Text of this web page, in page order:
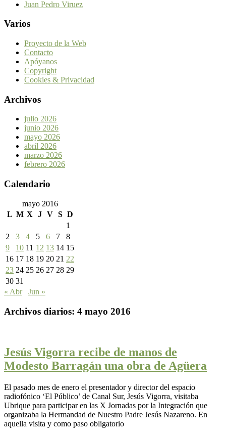
Juan Pedro Viruez
Varios
Proyecto de la Web
Contacto
Apóyanos
Copyright
Cookies & Privacidad
Archivos
julio 2026
junio 2026
mayo 2026
abril 2026
marzo 2026
febrero 2026
Calendario
mayo 2016
L M X J V S D
1
2
3 4 5 6 7
8
9
10 11 12 13 14 15
16 17 18 19 20 21 22
23 24 25 26 27 28 29
30 31
« Abr
Jun »
Archivos diarios: 4 mayo 2016
Jesús Vigorra recibe de manos de
Modesto Barragán una obra de Agüera
El pasado mes de enero el presentador y director del espacio
radiofónico ‘El Público’ de Canal Sur, Jesús Vigorra, visitaba
Ubrique para participar en las X Jornadas por la Integración que
organizaba la Hermandad de Nuestro Padre Jesús Nazareno. En
aquella visita y como paso obligatorio